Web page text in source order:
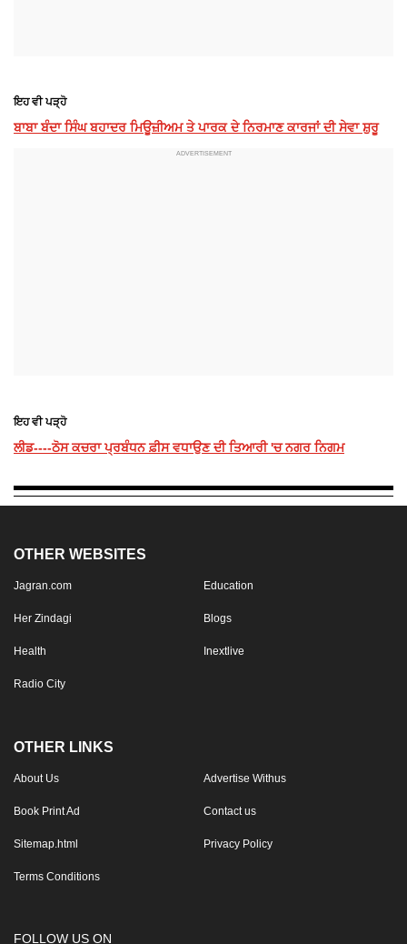
ਇਹ ਵੀ ਪੜ੍ਹੋ
ਬਾਬਾ ਬੰਦਾ ਸਿੰਘ ਬਹਾਦਰ ਮਿਊਜ਼ੀਅਮ ਤੇ ਪਾਰਕ ਦੇ ਨਿਰਮਾਣ ਕਾਰਜਾਂ ਦੀ ਸੇਵਾ ਸ਼ੁਰੂ
ਇਹ ਵੀ ਪੜ੍ਹੋ
ਲੀਡ----ਠੋਸ ਕਚਰਾ ਪ੍ਰਬੰਧਨ ਫ਼ੀਸ ਵਧਾਉਣ ਦੀ ਤਿਆਰੀ 'ਚ ਨਗਰ ਨਿਗਮ
OTHER WEBSITES
Jagran.com Education
Her Zindagi Blogs
Health Inextlive
Radio City
OTHER LINKS
About Us Advertise Withus
Book Print Ad Contact us
Sitemap.html Privacy Policy
Terms Conditions
FOLLOW US ON